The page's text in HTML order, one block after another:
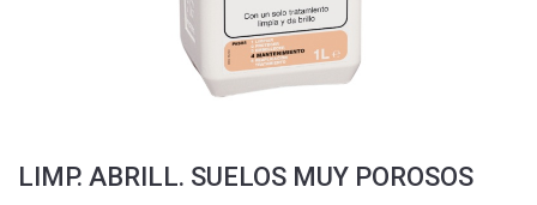
LIMP. ABRILL. SUELOS MUY POROSOS